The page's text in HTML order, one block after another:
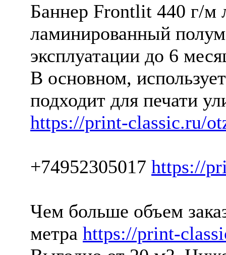
Баннер Frontlit 440 г/м
ламинированный
эксплуатации до 6
В основном,
подходит для печати
https://print-classic.ru/
+74952305017 https://
Чем больше объем
метра https://print-